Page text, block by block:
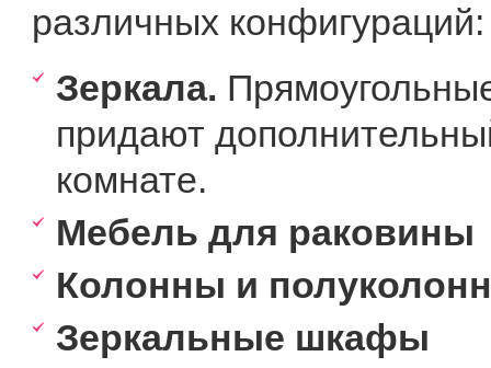
различных конфигураций:
Зеркала.
придают
комнате.
Мебель для раковины
Колонны и
Зеркальные шкафы